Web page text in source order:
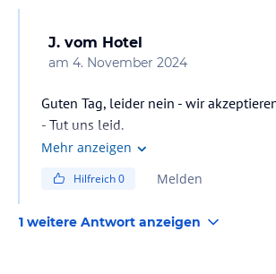
J. vom Hotel
am 4. November 2024
Guten Tag, leider nein - wir
- Tut uns leid.
Mehr anzeigen
Hilfreich0 Melden
1 weitere Antwort anzeigen